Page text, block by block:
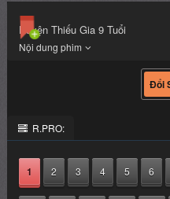
Huyện Thiếu Gia 9 Tuổi
R.PRO:
1 2 3 4 5 6